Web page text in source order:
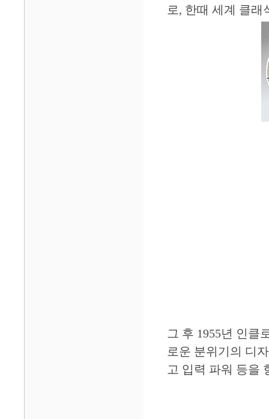
로, 한때 세계 클
그 후 1955년 인클
로운 분위기의 디
고 입력 파워 등을